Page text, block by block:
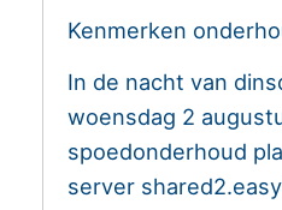
Kenmerken
In de nacht van
woensdag 2
spoedonderhoud
server